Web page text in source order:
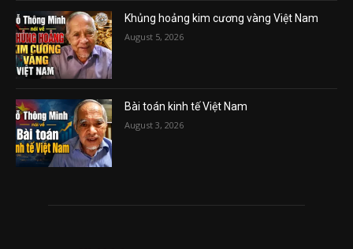
Khủng hoảng kim cương vàng Việt Nam
August 5, 2026
Bài toán kinh tế Việt Nam
August 3, 2026